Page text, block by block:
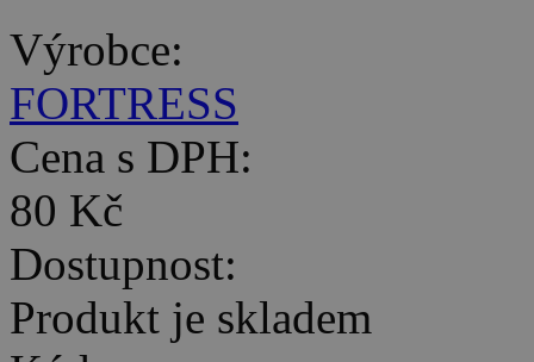
Výrobce:
FORTRESS
Cena s DPH:
80 Kč
Dostupnost:
Produkt je skladem